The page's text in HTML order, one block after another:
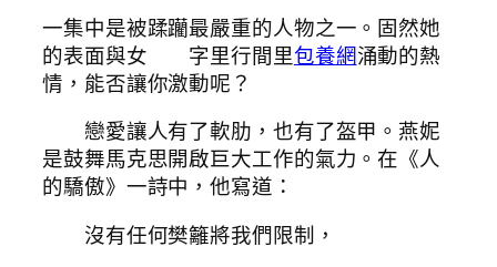
一集中是被蹂躪最嚴重的人物之一。固然她
的表面與女 字里行間里包養網涌動的熱
情，能否讓你激動呢？
戀愛讓人有了軟肋，也有了盔甲。燕妮
是鼓舞馬克思開啟巨大工作的氣力。在《人
的驕傲》一詩中，他寫道：
沒有任何樊籬將我們限制，